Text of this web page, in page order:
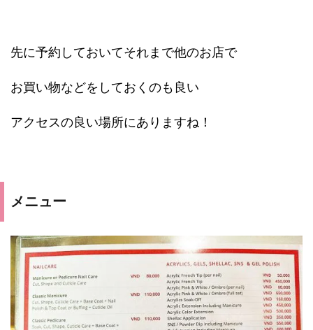
先に予約しておいてそれまで他のお店で
お買い物などをしておくのも良い
アクセスの良い場所にありますね！
メニュー